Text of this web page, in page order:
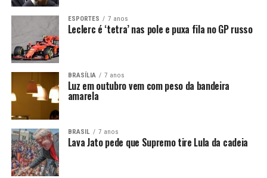
ESPORTES 7 anos
Leclerc é ‘tetra’ nas pole e puxa fila no GP russo
BRASÍLIA 7 anos
Luz em outubro vem com peso da bandeira
amarela
BRASIL 7 anos
Lava Jato pede que Supremo tire Lula da cadeia